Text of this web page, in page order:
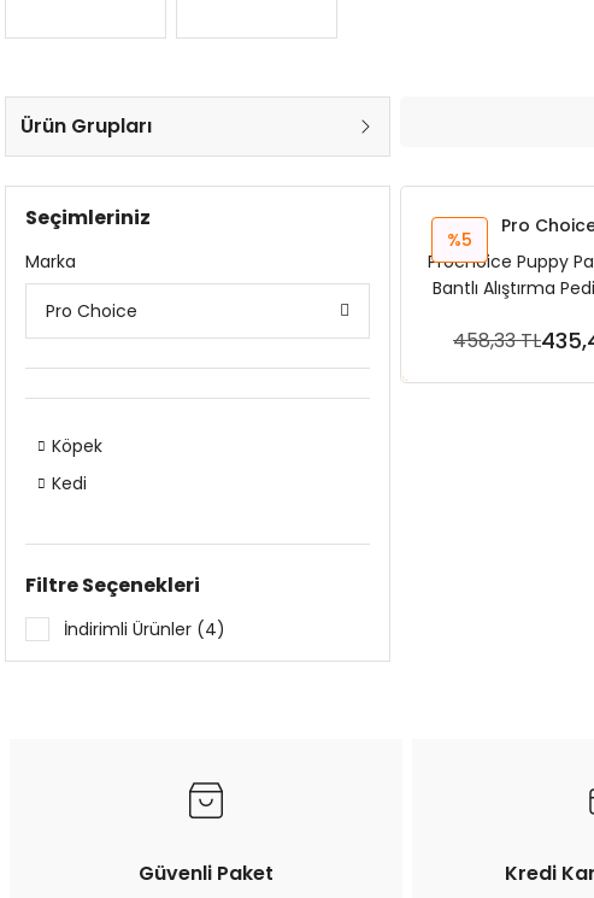
Ürün Grupları
Seçimleriniz
Marka
Pro Choice
Köpek
Kedi
Filtre Seçenekleri
İndirimli Ürünler (4)
%5
Pro
Prochoice Puppy
Bantlı Alıştırma
458,33 TL
Sepete
Güvenli Paket Kredi